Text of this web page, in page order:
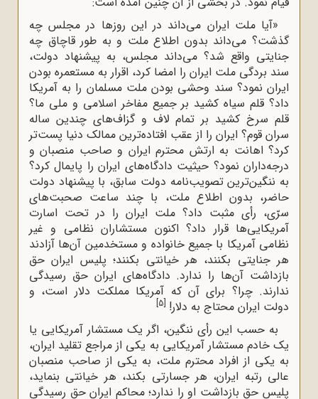
«آیا ملت ایران مى‌داند در این روزها در مجلس چه
گذشت؟ مى‌داند بدون اطلاع ملت و به طور قاچاق چه
جنایتى واقع شد؟ مى‌داند مجلس، به پیشنهاد دولت،
سند بردگى ملت ایران را امضا کرد، اقرار به مستعمره بودن
ایران نمود؟ سند وحشى بودن ملت مسلمان را به آمریکا
داد؟ قلم سیاه کشید بر جمیع مفاخر اسلامى و ملى ما؟
قلم سرخ کشید بر تمام لاف و گزاف‌هاى چندین ساله
سران قوم؟ ایران را از عقب افتاده‌ترین ممالک دنیا پست‌تر
کرد؟ اهانت به ارتش محترم ایران و صاحب منصبان و
درجه‌داران نمود؟ حیثیت دادگاه‌هاى ایران را پایمال کرد؟
به ننگین‌ترین تصویب‌نامه دولت سابق، با پیشنهاد دولت
حاضر، بدون اطلاع ملت، با چند ساعت صحبت‌هاى
سرّى، رأى مثبت داد؟ ملت ایران را در تحت اسارت
آمریکایى‌ها قرار داد؟ اکنون مستشاران نظامى و غیر
نظامى آمریکا با جمیع خانواده و مستخدمین آن‌ها آزادند
هر جنایتى بکنند، هر خیانتى بکنند؛ پلیس ایران حق
بازداشت آن‌ها را ندارد. دادگاه‌هاى ایران حق رسیدگى
ندارند. چرا؟ براى آن که آمریکا مملکت دلار است، و
دولت ایران محتاج به دلار! [5]
به حسب این رأى ننگین، اگر یک مستشار آمریکایى یا
یک خادم مستشار آمریکایى به یکى از مراجع تقلید ایران،
به یکى از افراد محترم ملت، به یکى از صاحب منصبان
عالى رتبه ایران، هر جسارتى بکند، هر خیانتى بنماید،
پلیس حق بازداشت او را ندارد؛ محاکم ایران حق رسیدگى